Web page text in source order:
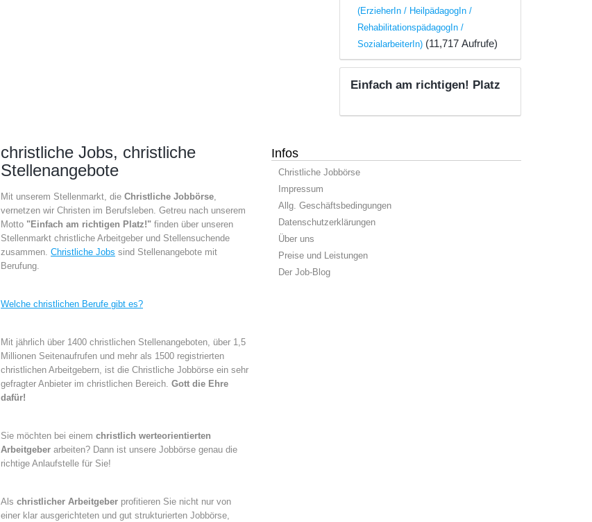
(ErzieherIn / HeilpädagogIn /
RehabilitationspädagogIn /
SozialarbeiterIn)(11,717 Aufrufe)
Einfach am richtigen! Platz
christliche Jobs, christliche
Stellenangebote
Mit unserem Stellenmarkt, die Christliche Jobbörse
vernetzen wir Christen im Berufsleben. Getreu nach unserem
Motto "Einfach am richtigen Platz!" finden über unseren
Stellenmarkt christliche Arbeitgeber und Stellensuchende
zusammen. Christliche Jobs sind Stellenangebote mit
Berufung.
Welche christlichen Berufe gibt es?
Mit jährlich über 1400 christlichen Stellenangeboten, über 1,5
Millionen Seitenaufrufen und mehr als 1500 registrierten
christlichen Arbeitgebern, ist die Christliche Jobbörse ein sehr
gefragter Anbieter im christlichen Bereich. Gott die Ehre
dafür!
Sie möchten bei einem christlich werteorientierten
Arbeitgeber arbeiten? Dann ist unsere Jobbörse genau die
richtige Anlaufstelle für Sie!
Als christlicher Arbeitgeber profitieren Sie nicht nur von
einer klar ausgerichteten und gut strukturierten Jobbörse,
Infos
Christliche Jobbörse
Impressum
Allg. Geschäftsbedingungen
Datenschutzerklärungen
Über uns
Preise und Leistungen
Der Job-Blog